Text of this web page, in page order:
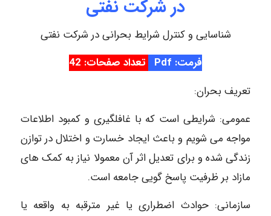
در شرکت نفتی
شناسایی و کنترل شرایط بحرانی در شرکت نفتی
فرمت: Pdf
تعداد صفحات: 42
تعریف بحران:
عمومی: شرایطی است که با غافلگیری و کمبود اطلاعات
مواجه می شویم و باعث ایجاد خسارت و اختلال در توازن
زندگی شده و برای تعدیل اثر آن معمولا نیاز به کمک های
مازاد بر ظرفیت پاسخ گویی جامعه است.
سازمانی: حوادث اضطراری یا غیر مترقبه به واقعه یا